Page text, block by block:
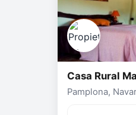
Casa Rural
Pamplona,